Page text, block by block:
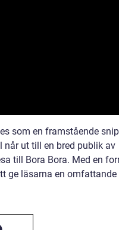
som en framstående
når ut till en bred publik av
till Bora Bora. Med en
ge läsarna en omfattande